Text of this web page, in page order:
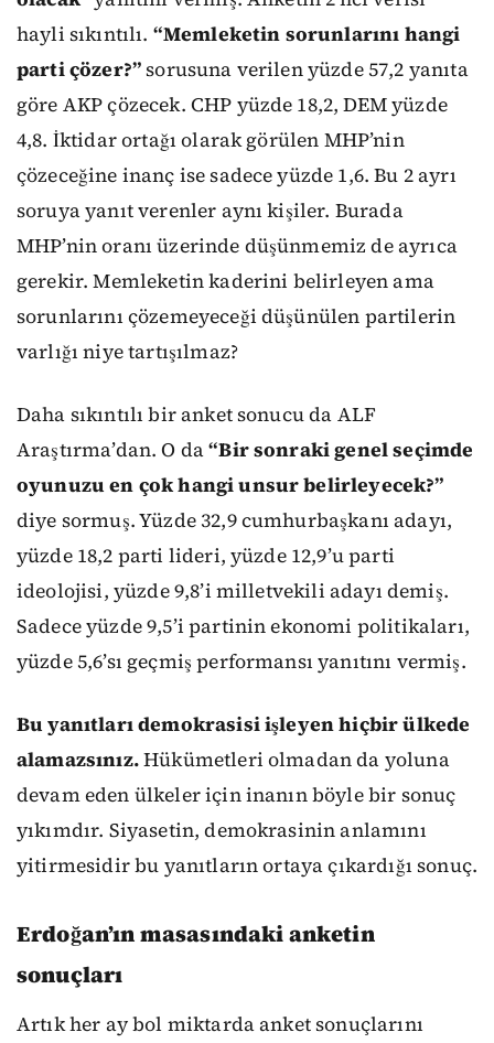
hayli sıkıntılı. “Memleketin sorunlarını hangi
parti çözer?”sorusuna verilen yüzde 57,2 yanıta
göre AKP çözecek. CHP yüzde 18,2, DEM yüzde
4,8. İktidar ortağı olarak görülen MHP’nin
çözeceğine inanç ise sadece yüzde 1,6. Bu 2 ayrı
soruya yanıt verenler aynı kişiler. Burada
MHP’nin oranı üzerinde düşünmemiz de ayrıca
gerekir. Memleketin kaderini belirleyen ama
sorunlarını çözemeyeceği düşünülen partilerin
varlığı niye tartışılmaz?
Daha sıkıntılı bir anket sonucu da ALF
Araştırma’dan. O da“Bir sonraki genel seçimde
oyunuzu en çok hangi unsur belirleyecek?”
diye sormuş. Yüzde 32,9 cumhurbaşkanı adayı,
yüzde 18,2 parti lideri, yüzde 12,9’u parti
ideolojisi, yüzde 9,8’i milletvekili adayı demiş.
Sadece yüzde 9,5’i partinin ekonomi politikaları,
yüzde 5,6’sı geçmiş performansı yanıtını vermiş.
Bu yanıtları demokrasisi işleyen hiçbir ülkede
alamazsınız.Hükümetleri olmadan da yoluna
devam eden ülkeler için inanın böyle bir sonuç
yıkımdır. Siyasetin, demokrasinin anlamını
yitirmesidir bu yanıtların ortaya çıkardığı sonuç.
Erdoğan’ın masasındaki anketin
sonuçları
Artık her ay bol miktarda anket sonuçlarını